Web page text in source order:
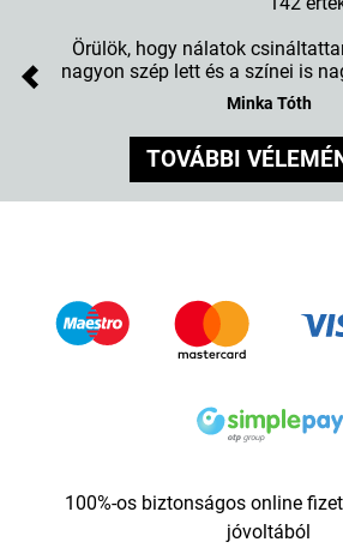
Örülök, hogy nálatok
nagyon szép lett és a színei is
Minka Tóth
Previous
TOVÁBBI
100%-os biztonságos online
jóvoltából